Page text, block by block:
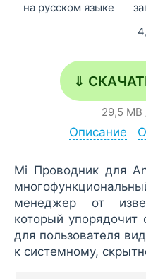
на русском языке
⇓
29,5 MB
Описание
Mi Проводник для
менеджер от
который
для пользователя
к системному,